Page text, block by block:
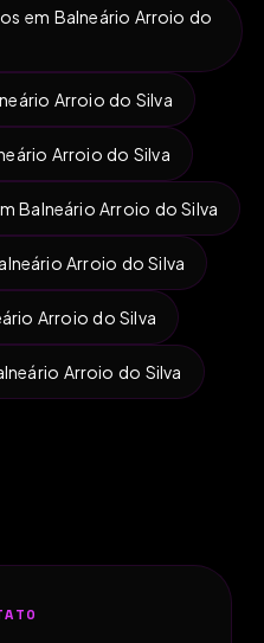
em Balneário Arroio do
Arroio do Silva
Arroio do Silva
Balneário Arroio do Silva
Arroio do Silva
Arroio do Silva
Arroio do Silva